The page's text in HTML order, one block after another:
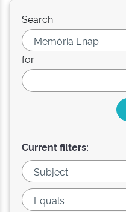
Search:
for
Current filters: